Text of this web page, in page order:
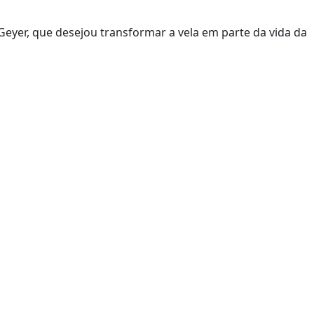
que desejou transformar a vela em parte da vida da